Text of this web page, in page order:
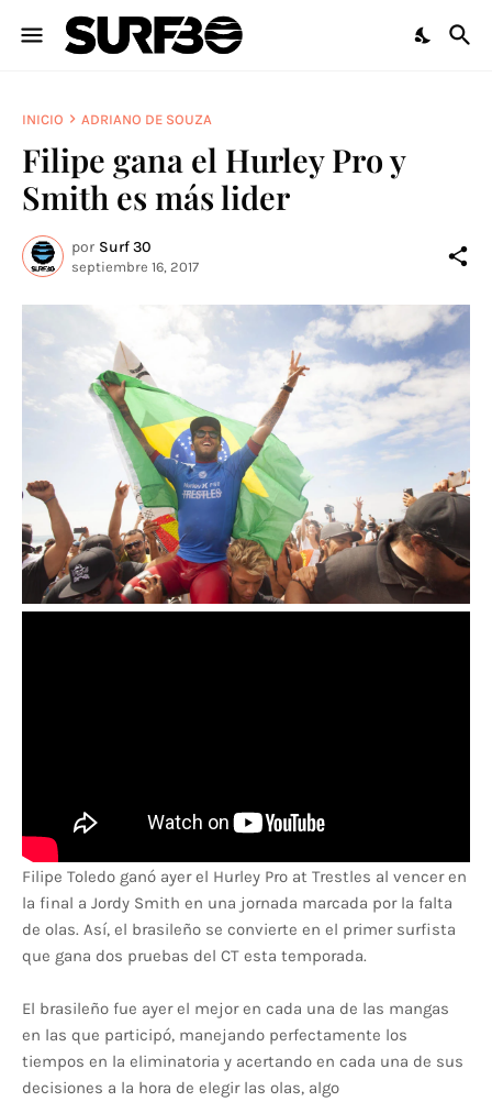
INICIO ADRIANO DE SOUZA
Filipe gana el Hurley Pro y
Smith es más lider
por Surf 30
septiembre 16, 2017
Filipe Toledo ganó ayer el Hurley Pro at Trestles al vencer en
la final a Jordy Smith en una jornada marcada por la falta
de olas. Así, el brasileño se convierte en el primer surfista
que gana dos pruebas del CT esta temporada.
El brasileño fue ayer el mejor en cada una de las mangas
en las que participó, manejando perfectamente los
tiempos en la eliminatoria y acertando en cada una de sus
decisiones a la hora de elegir las olas, algo